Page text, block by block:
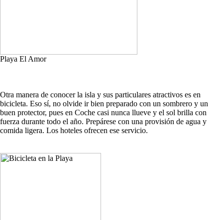
Playa El Amor
Otra manera de conocer la isla y sus particulares atractivos es en
bicicleta. Eso sí, no olvide ir bien preparado con un sombrero y un
buen protector, pues en Coche casi nunca llueve y el sol brilla con
fuerza durante todo el año. Prepárese con una provisión de agua y
comida ligera. Los hoteles ofrecen ese servicio.